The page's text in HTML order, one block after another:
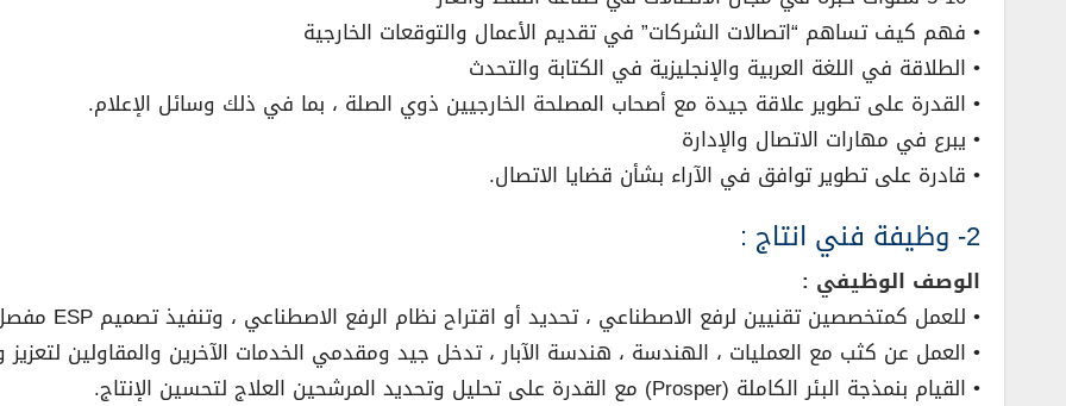
• فهم كيف تساهم “اتصالات الشركات” في تقديم الأعمال والتوقعات الخارجية
• الطلاقة في اللغة العربية والإنجليزية في الكتابة والتحدث
• القدرة على تطوير علاقة جيدة مع أصحاب المصلحة الخارجيين ذوي الصلة ، بما في ذلك وسائل الإعلام.
• يبرع في مهارات الاتصال والإدارة
• قادرة على تطوير توافق في الآراء بشأن قضايا الاتصال.
2- وظيفة فني انتاج :
الوصف الوظيفي :
• للعمل كمتخصصين تقنيين لرفع الاصطناعي ، تحديد أو اقتراح نظام الرفع الاصطناعي ، وتنفيذ تصميم ESP مفصل وتحسين أدائه.
• العمل عن كثب مع العمليات ، الهندسة ، هندسة الآبار ، تدخل جيد ومقدمي الخدمات الآخرين والمقاولين لتعزيز
• القيام بنمذجة البئر الكاملة (Prosper) مع القدرة على تحليل وتحديد المرشحين العلاج لتحسين الإنتاج.